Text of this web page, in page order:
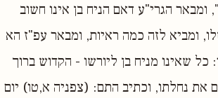
הגרי"ע דאם הניח בן אינו חשוב
ומביא לזה כמה ראיות, ומבאר עפ"ז הא
שאינו מניח בן ליורשו - הקדוש ברוך
נחלתו, וכתיב התם: (צפניה א,טו) יום